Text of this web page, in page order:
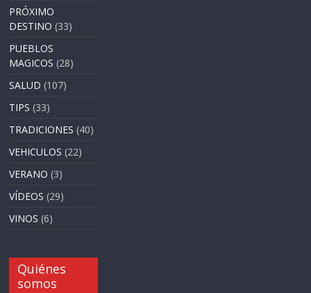
PRÓXIMO
DESTINO (33)
PUEBLOS
MAGICOS (28)
SALUD (107)
TIPS (33)
TRADICIONES (40)
VEHICULOS (22)
VERANO (3)
VÍDEOS (29)
VINOS (6)
Quiénes
somos